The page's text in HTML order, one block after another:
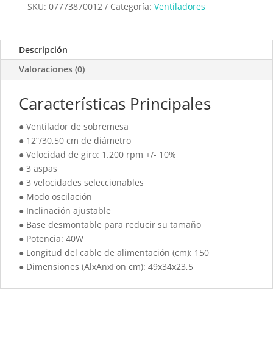
SKU: 07773870012 Categoría: Ventiladores
Descripción
Valoraciones (0)
Características Principales
● Ventilador de sobremesa
● 12”/30,50 cm de diámetro
● Velocidad de giro: 1.200 rpm +/- 10%
● 3 aspas
● 3 velocidades seleccionables
● Modo oscilación
● Inclinación ajustable
● Base desmontable para reducir su tamaño
● Potencia: 40W
● Longitud del cable de alimentación (cm): 150
● Dimensiones (AlxAnxFon cm): 49x34x23,5